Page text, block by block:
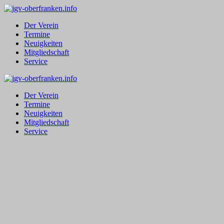
Zum
springenDer Verein
Termine
Neuigkeiten
Mitgliedschaft
Service
Der Verein
Termine
Neuigkeiten
Mitgliedschaft
Service